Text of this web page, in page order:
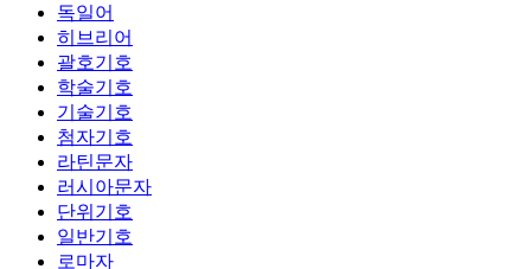
독일어
히브리어
괄호기호
학술기호
기술기호
첨자기호
라틴문자
러시아문자
단위기호
일반기호
로마자